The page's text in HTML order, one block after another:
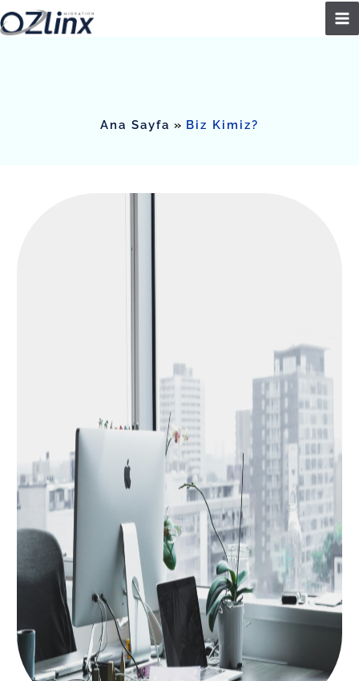
İçeriğe
atla
Ana Sayfa Biz Kimiz?